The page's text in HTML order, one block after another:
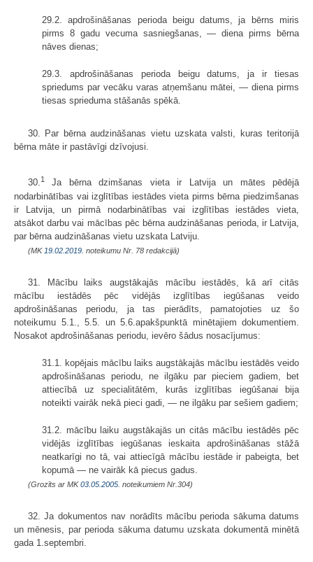
29.2. apdrošināšanas perioda beigu datums, ja bērns miris
pirms 8 gadu vecuma sasniegšanas, — diena pirms bērna
nāves dienas;
29.3. apdrošināšanas perioda beigu datums, ja ir tiesas
spriedums par vecāku varas atņemšanu mātei, — diena pirms
tiesas sprieduma stāšanās spēkā.
30. Par bērna audzināšanas vietu uzskata valsti, kuras teritorijā
bērna māte ir pastāvīgi dzīvojusi.
30.1
Ja bērna dzimšanas vieta ir Latvija un mātes pēdējā
nodarbinātības vai izglītības iestādes vieta pirms bērna piedzimšanas
ir Latvija, un pirmā nodarbinātības vai izglītības iestādes vieta,
atsākot darbu vai mācības pēc bērna audzināšanas perioda, ir Latvija,
par bērna audzināšanas vietu uzskata Latviju.
(MK 19.02.2019. noteikumu Nr. 78 redakcijā)
31. Mācību laiks augstākajās mācību iestādēs, kā arī citās
mācību iestādēs pēc vidējās izglītības iegūšanas veido
apdrošināšanas periodu, ja tas pierādīts, pamatojoties uz šo
noteikumu 5.1., 5.5. un 5.6.apakšpunktā minētajiem dokumentiem.
Nosakot apdrošināšanas periodu, ievēro šādus nosacījumus:
31.1. kopējais mācību laiks augstākajās mācību iestādēs veido
apdrošināšanas periodu, ne ilgāku par pieciem gadiem, bet
attiecībā uz specialitātēm, kurās izglītības iegūšanai bija
noteikti vairāk nekā pieci gadi, — ne ilgāku par sešiem gadiem;
31.2. mācību laiku augstākajās un citās mācību iestādēs pēc
vidējās izglītības iegūšanas ieskaita apdrošināšanas stāžā
neatkarīgi no tā, vai attiecīgā mācību iestāde ir pabeigta, bet
kopumā — ne vairāk kā piecus gadus.
(Grozīts ar MK03.05.2005. noteikumiem Nr.304)
32. Ja dokumentos nav norādīts mācību perioda sākuma datums
un mēnesis, par perioda sākuma datumu uzskata dokumentā minētā
gada 1.septembri.